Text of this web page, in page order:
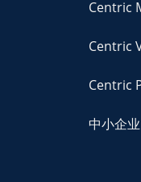
Centric
Centric
Centric
中小企